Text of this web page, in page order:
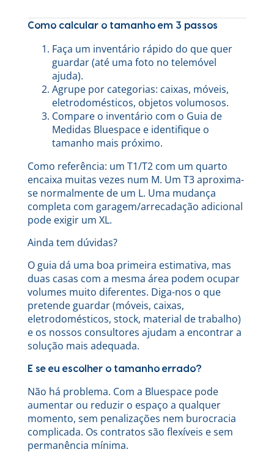
Como calcular o tamanho em 3 passos
Faça um inventário rápido do que quer
guardar (até uma foto no telemóvel
ajuda).
Agrupe por categorias: caixas, móveis,
eletrodomésticos, objetos volumosos.
Compare o inventário com o Guia de
Medidas Bluespace e identifique o
tamanho mais próximo.
Como referência: um T1/T2 com um quarto
encaixa muitas vezes num M. Um T3 aproxima-
se normalmente de um L. Uma mudança
completa com garagem/arrecadação adicional
pode exigir um XL.
Ainda tem dúvidas?
O guia dá uma boa primeira estimativa, mas
duas casas com a mesma área podem ocupar
volumes muito diferentes. Diga-nos o que
pretende guardar (móveis, caixas,
eletrodomésticos, stock, material de trabalho)
e os nossos consultores ajudam a encontrar a
solução mais adequada.
E se eu escolher o tamanho errado?
Não há problema. Com a Bluespace pode
aumentar ou reduzir o espaço a qualquer
momento, sem penalizações nem burocracia
complicada. Os contratos são flexíveis e sem
permanência mínima.